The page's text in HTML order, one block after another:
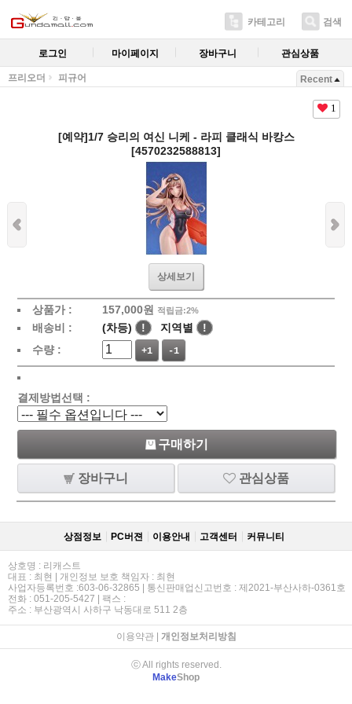
카테고리 검색
로그인 마이페이지 장바구니 관심상품
프리오더 피규어 Recent
1
[예약]1/7 승리의 여신 니케 - 라피 클래식 바캉스
[4570232588813]
상세보기
상품가 : 157,000원 적립금:2%
배송비 : (차등) ! 지역별
!
수량 :
+1 -1
결제방법선택 :
구매하기
장바구니 관심상품
상점정보 PC버젼 이용안내 고객센터 커뮤니티
상호명 : 리캐스트
대표 : 최현 | 개인정보 보호 책임자 : 최현
사업자등록번호 :603-06-32865 | 통신판매업신고번호 : 제2021-부산사하-0361호
전화 : 051-205-5427 | 팩스 :
주소 : 부산광역시 사하구 낙동대로 511 2층
이용약관| 개인정보처리방침
ⓒ All rights reserved.
MakeShop